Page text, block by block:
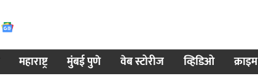
महाराष्ट्र मुंबई पुणे वेब स्टोरीज व्हिडिओ क्राइम